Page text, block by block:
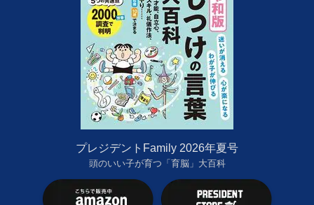
プレジデントFamily 2026年夏号
頭のいい子が育つ「育脳」大百科